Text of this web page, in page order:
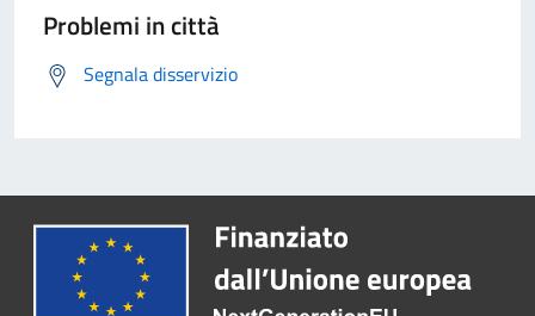
Problemi in città
Segnala disservizio